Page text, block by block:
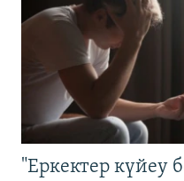
"Еркектер күйеу